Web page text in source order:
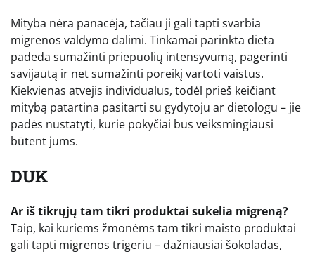
Mityba nėra panacėja, tačiau ji gali tapti svarbia
migrenos valdymo dalimi. Tinkamai parinkta dieta
padeda sumažinti priepuolių intensyvumą, pagerinti
savijautą ir net sumažinti poreikį vartoti vaistus.
Kiekvienas atvejis individualus, todėl prieš keičiant
mitybą patartina pasitarti su gydytoju ar dietologu – jie
padės nustatyti, kurie pokyčiai bus veiksmingiausi
būtent jums.
DUK
Ar iš tikrųjų tam tikri produktai sukelia migreną?
Taip, kai kuriems žmonėms tam tikri maisto produktai
gali tapti migrenos trigeriu – dažniausiai šokoladas,